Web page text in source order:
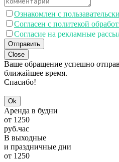
Ознакомлен с
Согласен с политекой
Согласие на рекламные
Отправить
Close
Ваше обращение успешно
ближайшее время.
Спасибо!
Ok
Аренда в будни
от 1250
руб.час
В выходные
и праздничные дни
от 1250